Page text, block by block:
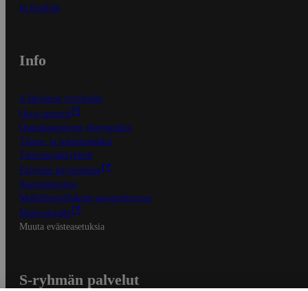
In English
Info
S-Business yrityksille
Oiva-raportit
Osuuskauppojen yhteystiedot
Tilaus- ja toimitusehdot
Tietosuojakäytäntö
Palvelun käyttöehdot
Saavutettavuus
Mobiilisovelluksen saavutettavuus
Mainostajalle
Muuta evästeasetuksia
S-ryhmän palvelut